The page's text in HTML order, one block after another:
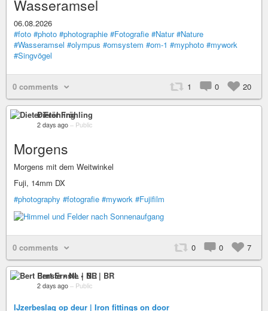
Wasseramsel
06.08.2026
#foto #photo #photographie #Fotografie #Natur #Nature
#Wasseramsel #olympus #omsystem #om-1 #myphoto #mywork
#Singvögel
0 comments 1 0 20
Dieter Fröhling
2 days ago – Public
Morgens
Morgens mit dem Weitwinkel
Fuji, 14mm DX
#photography #fotografie #mywork #Fujifilm
0 comments 0 0 7
Bert Ernste • NL | BR
2 days ago – Public
IJzerbeslag op deur | Iron fittings on door